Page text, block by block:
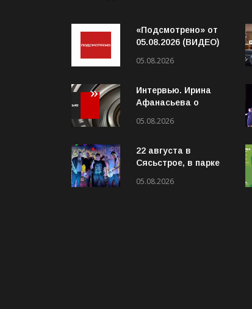
«Подсмотрено» от
05.08.2026 (ВИДЕО)
05.08.2026
Интервью. Ирина
Афанасьева о
контракте (ВИДЕО)
05.08.2026
22 августа в
Сясьстрое, в парке
состоится
05.08.2026